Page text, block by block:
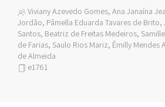
Viviany Azevedo Gomes, Ana Janaína
Jordão, Pâmella Eduarda Tavares de
Santos, Beatriz de Freitas Medeiros,
de Farias, Saulo Rios Mariz, Êmilly Mendes
de Almeida
e1761